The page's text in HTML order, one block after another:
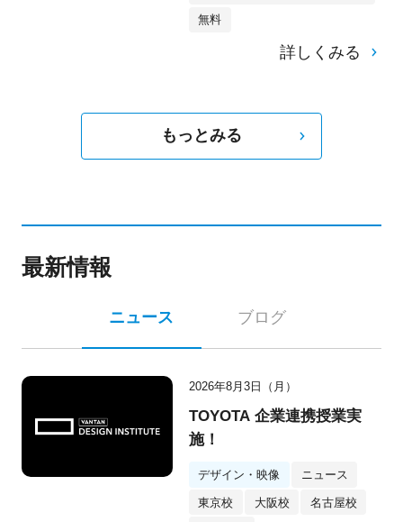
無料
詳しくみる
もっとみる
最新情報
ニュース ブログ
2026年8月3日（月）
TOYOTA 企業連携授業実
施！
デザイン・映像 ニュース
東京校 大阪校 名古屋校